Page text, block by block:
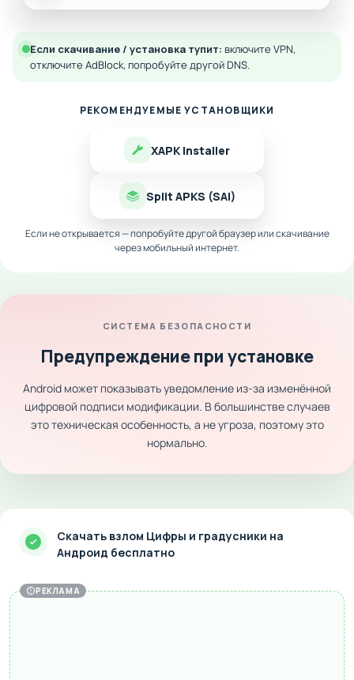
Если скачивание / установка тупит: включите VPN,
отключите AdBlock, попробуйте другой DNS.
РЕКОМЕНДУЕМЫЕ УСТАНОВЩИКИ
XAPK Installer
Split APKS (SAI)
Если не открывается — попробуйте другой браузер или скачивание
через мобильный интернет.
СИСТЕМА БЕЗОПАСНОСТИ
Предупреждение при установке
Android может показывать уведомление из-за изменённой
цифровой подписи модификации. В большинстве случаев
это техническая особенность, а не угроза, поэтому это
нормально.
Скачать взлом Цифры и градусники на
Андроид бесплатно
РЕКЛАМА